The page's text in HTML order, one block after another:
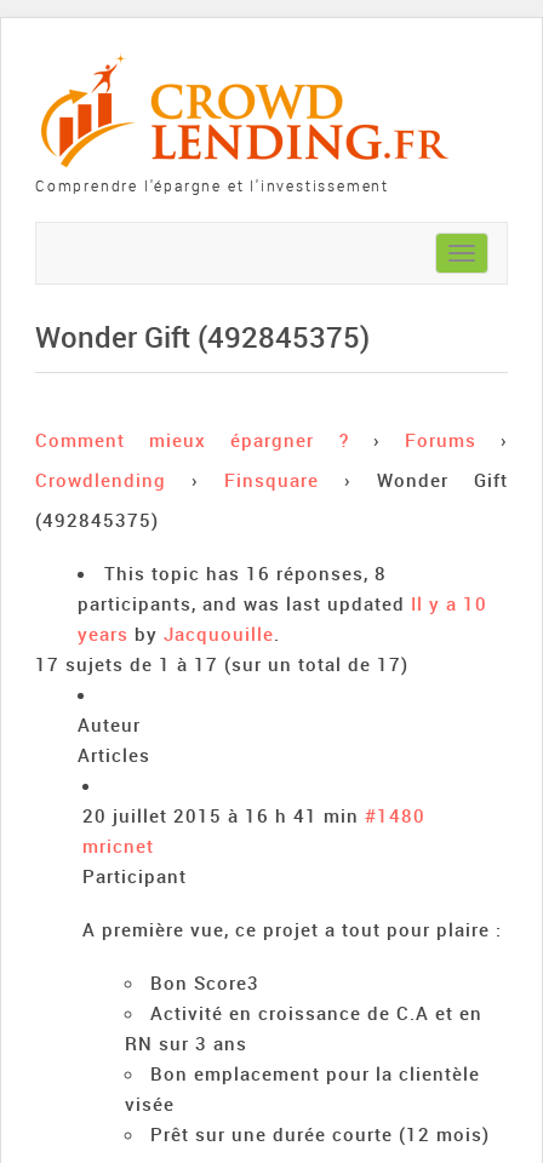
Comprendre l'épargne et l'investissement
Toggle
navigation
Wonder Gift (492845375)
Comment mieux épargner ? › Forums
›
Crowdlending
› Finsquare ›
Wonder Gift
(492845375)
This topic has 16 réponses, 8
participants, and was last updated Il y a 10
years byJacquouille.
17 sujets de 1 à 17 (sur un total de 17)
Auteur
Articles
20 juillet 2015 à 16 h 41 min #1480
mricnet
Participant
A première vue, ce projet a tout pour plaire :
Bon Score3
Activité en croissance de C.A et en
RN sur 3 ans
Bon emplacement pour la clientèle
visée
Prêt sur une durée courte (12 mois)